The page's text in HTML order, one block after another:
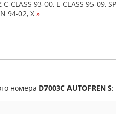
CLASS 93-00, E-CLASS 95-09,
94-02, X »
номера D7003C AUTOFREN S: